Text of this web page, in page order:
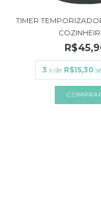
TIMER
3 x de R$15,30